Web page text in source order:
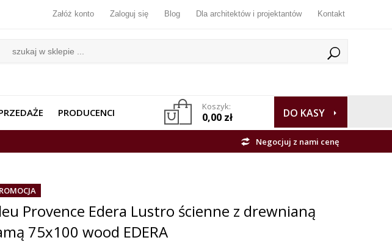
Załóż konto Zaloguj się Blog Dla architektów i projektantów Kontakt
PRODUCENCI Koszyk:
0,00 zł DO KASY
Negocjuj z nami cenę
Provence Edera Lustro ścienne z drewnianą
75x100 wood EDERA